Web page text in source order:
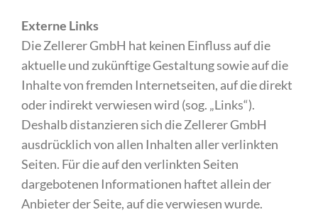
Externe Links
Die Zellerer GmbH hat keinen Einfluss auf die
aktuelle und zukünftige Gestaltung sowie auf die
Inhalte von fremden Internetseiten, auf die direkt
oder indirekt verwiesen wird (sog. „Links“).
Deshalb distanzieren sich die Zellerer GmbH
ausdrücklich von allen Inhalten aller verlinkten
Seiten. Für die auf den verlinkten Seiten
dargebotenen Informationen haftet allein der
Anbieter der Seite, auf die verwiesen wurde.